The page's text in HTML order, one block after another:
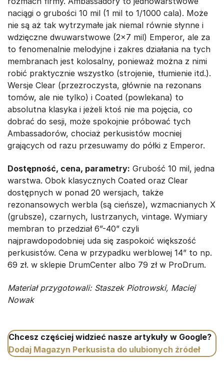
naciągi o grubości 10 mil (1 mil to 1/1000 cala). Może
nie są aż tak wytrzymałe jak niemal równie słynne i
wdzięczne dwuwarstwowe (2x7 mil) Emperor, ale za
to fenomenalnie melodyjne i zakres działania na tych
membranach jest kolosalny, ponieważ można z nimi
robić praktycznie wszystko (strojenie, tłumienie itd.).
Wersje Clear (przezroczysta, głównie na rezonans
tomów, ale nie tylko) i Coated (powlekana) to
absolutna klasyka i jeżeli ktoś nie ma pojęcia, co
dobrać do sesji, może spokojnie próbować tych
Ambassadorów, chociaż perkusistów mocniej
grających od razu przesuwamy do półki z Emperor.
Dostępność, cena, parametry: Grubość 10 mil, jedna
warstwa. Obok klasycznych Coated oraz Clear
dostępnych w ponad 20 wersjach, także
rezonansowych werbla (są cieńsze), wzmacnianych X
(grubsze), czarnych, lustrzanych, vintage. Wymiary
membran to przedział 6”-40” czyli
najprawdopodobniej uda się zaspokoić większość
perkusistów. Cena w przypadku werblowej 14” to np.
69 zł. w sklepie DrumCenter albo 79 zł w ProDrum.
Materiał przygotowali: Staszek Piotrowski, Maciej
Nowak
Chcesz częściej widzieć nasze artykuły w Google?
Dodaj Magazyn Perkusista do ulubionych źródeł